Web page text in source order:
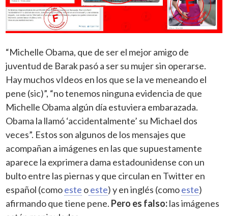
“Michelle Obama, que de ser el mejor amigo de
juventud de Barak pasó a ser su mujer sin operarse.
Hay muchos vIdeos en los que se la ve meneando el
pene (sic)”, “no tenemos ninguna evidencia de que
Michelle Obama algún día estuviera embarazada.
Obama la llamó ‘accidentalmente’ su Michael dos
veces”. Estos son algunos de los mensajes que
acompañan a imágenes en las que supuestamente
aparece la exprimera dama estadounidense con un
bulto entre las piernas y que circulan en Twitter en
español (comoeste oeste) y en inglés (comoeste)
afirmando que tiene pene. Pero es falso:las imágenes